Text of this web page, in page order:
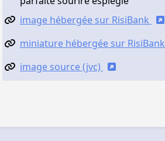
image hébergée sur RisiBank
miniature hébergée sur RisiBank
image source (jvc)